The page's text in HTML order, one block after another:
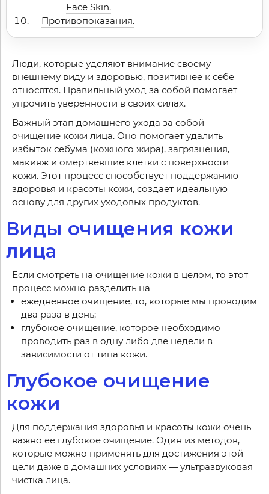
Face Skin.
Противопоказания.
Люди, которые уделяют внимание своему
внешнему виду и здоровью, позитивнее к себе
относятся. Правильный уход за собой помогает
упрочить уверенности в своих силах.
Важный этап домашнего ухода за собой —
очищение кожи лица. Оно помогает удалить
избыток себума (кожного жира), загрязнения,
макияж и омертвевшие клетки с поверхности
кожи. Этот процесс способствует поддержанию
здоровья и красоты кожи, создает идеальную
основу для других уходовых продуктов.
Виды очищения кожи
лица
Если смотреть на очищение кожи в целом, то этот
процесс можно разделить на
ежедневное очищение, то, которые мы проводим
два раза в день;
глубокое очищение, которое необходимо
проводить раз в одну либо две недели в
зависимости от типа кожи.
Глубокое очищение
кожи
Для поддержания здоровья и красоты кожи очень
важно её глубокое очищение. Один из методов,
которые можно применять для достижения этой
цели даже в домашних условиях — ультразвуковая
чистка лица.